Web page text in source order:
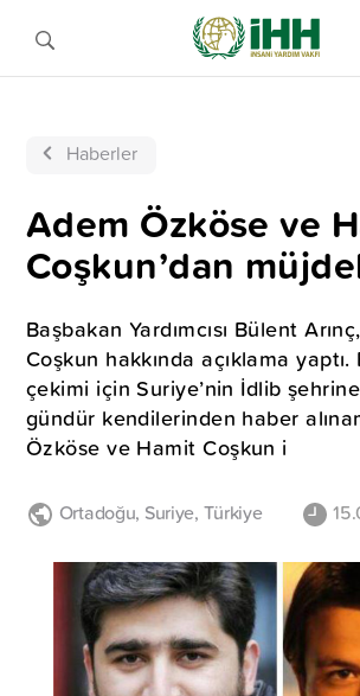
Haberler
Adem Özköse ve
Coşkun’dan
Başbakan Yardımcısı Bülent
Coşkun hakkında açıklama
çekimi için Suriye’nin İdlib
gündür kendilerinden haber
Özköse ve Hamit Coşkun i
Ortadoğu, Suriye, Türkiye